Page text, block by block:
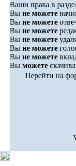
Ваши права в
Вы не можете
Вы не можете
Вы не можете
Вы не можете
Вы не можете
Вы не можете
Вы можете
Перейти на